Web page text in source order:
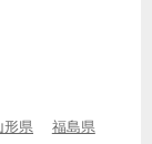
形県 福島県